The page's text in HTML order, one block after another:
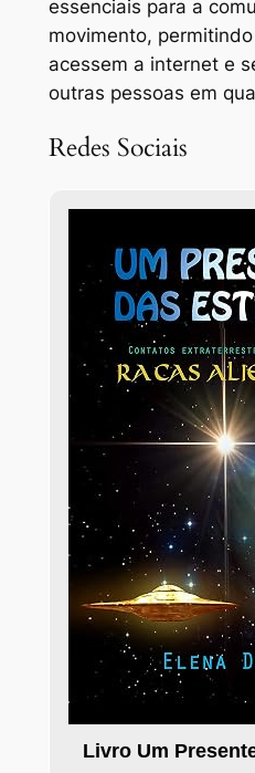
essenciais para a
movimento,
acessem a internet e
outras pessoas em
Redes Sociais
Livro Um